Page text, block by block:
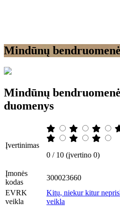
Mindūnų
Mindūnų
duomenys
Įvertinimas
0 / 10 (įvertino 0)
Įmonės
kodas
300023660
EVRK
veikla
Kitų, niekur kitur
veikla